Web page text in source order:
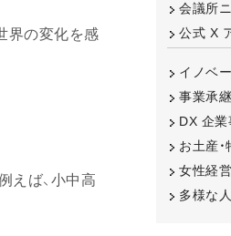
界の変化を感
えば、小中高
会議所
公式 X
イノベ
事業承
DX 企業
お土産・
女性経
多様な